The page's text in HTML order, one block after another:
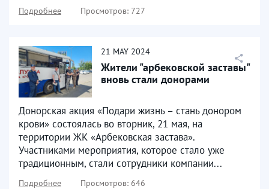
Подробнее Просмотров: 727
21 MAY 2024
Жители "арбековской заставы"
вновь стали донорами
Донорская акция «Подари жизнь – стань донором
крови» состоялась во вторник, 21 мая, на
территории ЖК «Арбековская застава».
Участниками мероприятия, которое стало уже
традиционным, стали сотрудники компании...
Подробнее Просмотров: 646